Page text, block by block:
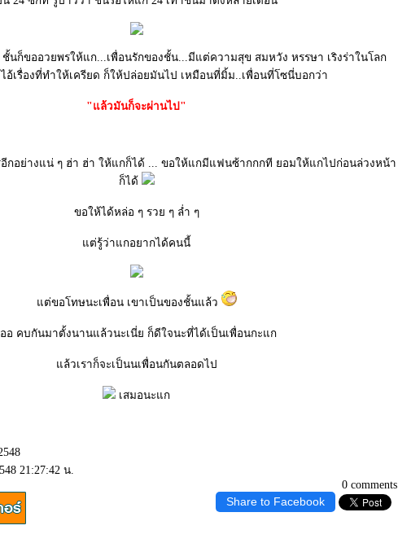
ชั้นก็ขออวยพรให้แก...เพื่อนรักของชั้น...มีแต่ความสุข สมหวัง หรรษา เริงร่าในโลก
อ้เรื่องที่ทำให้เครียด ก็ให้ปล่อยมันไป เหมือนที่มิ้ม..เพื่อนที่โซนี่บอกว่า
"แล้วมันก็จะผ่านไป"
อย่างแน่ ๆ ฮ่า ฮ่า ให้แกก็ได้ ... ขอให้แกมีแฟนซ้ากกกที ยอมให้แกไปก่อนล่วงหน้า
ก็ได้
ขอให้ได้หล่อ ๆ รวย ๆ ล่ำ ๆ
ต่รู้ว่าแกอยากได้คนนี้
ต่ขอโทษนะเพื่อน เขาเป็นของชั้นแล้ว
ออ คบกันมาตั้งนานแล้วนะเนี่ย ก็ดีใจนะที่ได้เป็นเพื่อนกะแก
ล้วเราก็จะเป็นนเพื่อนกันตลอดไป
เสมอนะแก
21:27:42 น.
0 comments
Share to Facebook